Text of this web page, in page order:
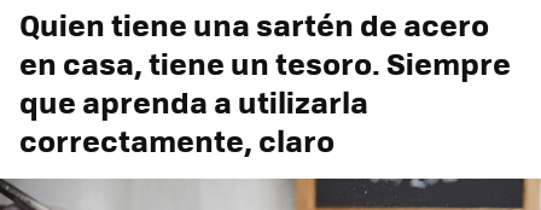
Quien tiene una sartén de acero
en casa, tiene un tesoro. Siempre
que aprenda a utilizarla
correctamente, claro